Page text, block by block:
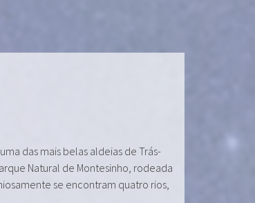
das mais belas aldeias de Trás-
Natural de Montesinho, rodeada
se encontram quatro rios,